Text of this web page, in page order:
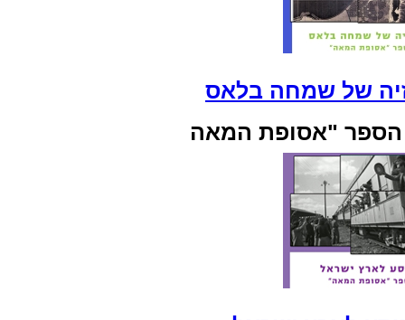
הספר "אסופת המאה